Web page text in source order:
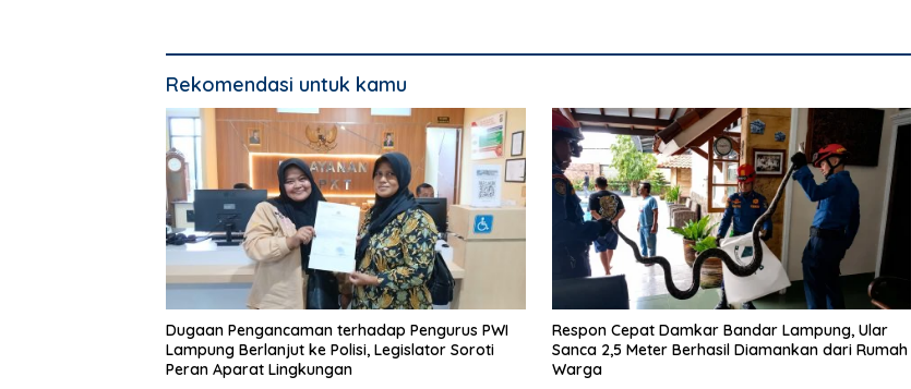
Rekomendasi untuk kamu
Dugaan Pengancaman terhadap Pengurus PWI
Lampung Berlanjut ke Polisi, Legislator Soroti
Peran Aparat Lingkungan
Respon Cepat Damkar Bandar Lampung, Ular
Sanca 2,5 Meter Berhasil Diamankan dari Rumah
Warga